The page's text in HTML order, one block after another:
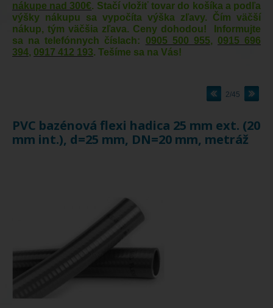
nákupe nad 300€. Stačí vložiť tovar do košíka a podľa
výšky nákupu sa vypočíta výška zľavy. Čím väčší
nákup, tým väčšia zľava. Ceny dohodou! Informujte
sa na telefónnych číslach: 0905 500 955, 0915 696
394, 0917 412 193. Tešíme sa na Vás!
2/45
PVC bazénová flexi hadica 25 mm ext. (20
mm int.), d=25 mm, DN=20 mm, metráž